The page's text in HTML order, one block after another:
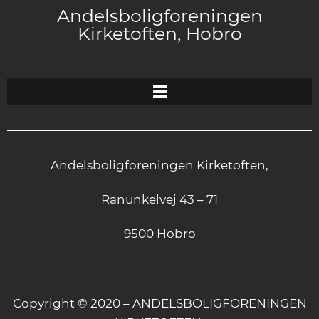
Andelsboligforeningen
Kirketoften, Hobro
Andelsboligforeningen Kirketoften,
Ranunkelvej 43 – 71
9500 Hobro
Copyright © 2020 – ANDELSBOLIGFORENINGEN